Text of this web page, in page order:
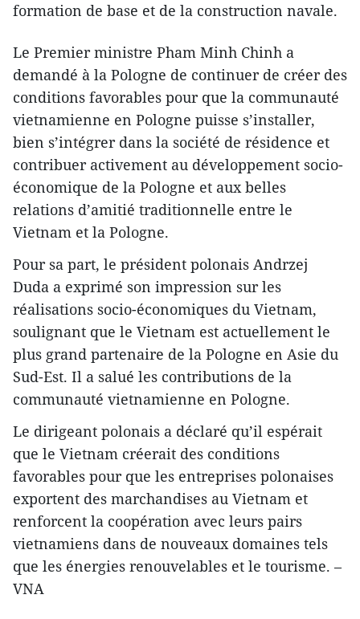
formation de base et de la construction navale.
Le Premier ministre Pham Minh Chinh a
demandé à la Pologne de continuer de créer des
conditions favorables pour que la communauté
vietnamienne en Pologne puisse s’installer,
bien s’intégrer dans la société de résidence et
contribuer activement au développement socio-
économique de la Pologne et aux belles
relations d’amitié traditionnelle entre le
Vietnam et la Pologne.
Pour sa part, le président polonais Andrzej
Duda a exprimé son impression sur les
réalisations socio-économiques du Vietnam,
soulignant que le Vietnam est actuellement le
plus grand partenaire de la Pologne en Asie du
Sud-Est. Il a salué les contributions de la
communauté vietnamienne en Pologne.
Le dirigeant polonais a déclaré qu’il espérait
que le Vietnam créerait des conditions
favorables pour que les entreprises polonaises
exportent des marchandises au Vietnam et
renforcent la coopération avec leurs pairs
vietnamiens dans de nouveaux domaines tels
que les énergies renouvelables et le tourisme. –
VNA